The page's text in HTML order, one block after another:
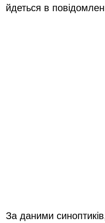
йдеться в
За даними